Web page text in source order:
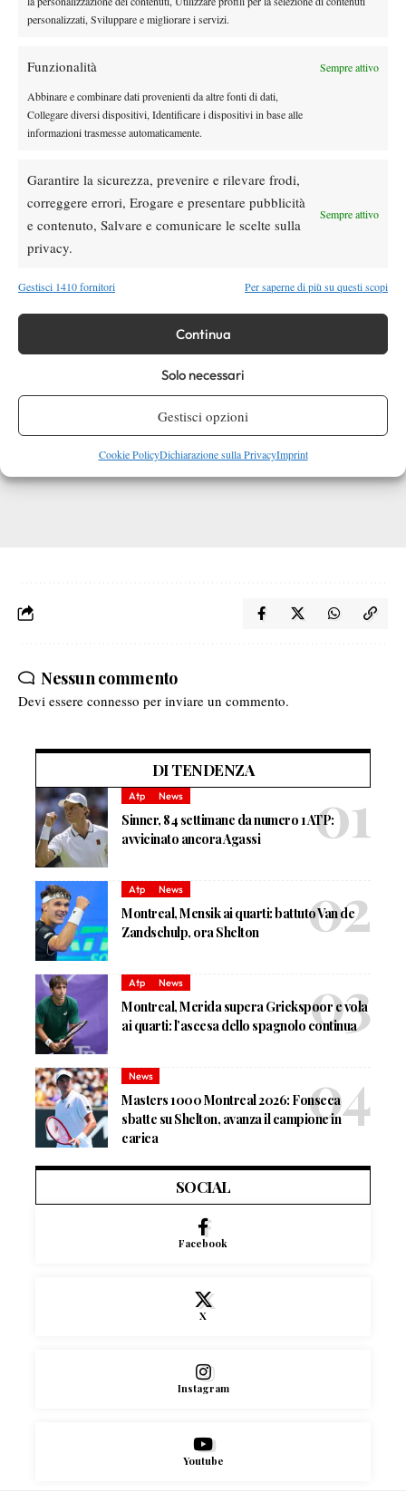
personalizzati, Sviluppare e migliorare i servizi.
Funzionalità Sempre attivo
Abbinare e combinare dati provenienti da altre fonti di dati,
Collegare diversi dispositivi, Identificare i dispositivi in base alle
informazioni trasmesse automaticamente.
Garantire la sicurezza, prevenire e rilevare frodi,
correggere errori, Erogare e presentare pubblicità
e contenuto, Salvare e comunicare le scelte sulla
privacy.
Sempre attivo
Gestisci 1410 fornitori Per saperne di più su questi scopi
Continua
Solo necessari
Gestisci opzioni
Cookie PolicyDichiarazione sulla PrivacyImprint
uno da cui in un altro paese, tennisticamente meno sciagurato del
nostro, avrebbero quasi sicuramente tratto un onesto top 100,
Noi, invece, salvo miracoli dei tecnici Uros Vico e Borroni, ne
abbiamo fatto un terraiolo da Open.
Avanti così…
Nessun commento
Devi essere connesso per inviare un commento.
DI TENDENZA
Atp News
Sinner, 84 settimane da numero 1 ATP:
avvicinato ancora Agassi
Atp News
Montreal, Mensik ai quarti: battuto Van de
Zandschulp, ora Shelton
Atp News
Montreal, Merida supera Griekspoor e vola
ai quarti: l’ascesa dello spagnolo continua
News
Masters 1000 Montreal 2026: Fonseca
sbatte su Shelton, avanza il campione in
carica
SOCIAL
Facebook
X
Instagram
Youtube